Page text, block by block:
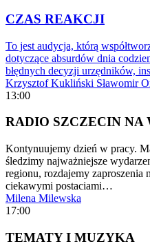
CZAS REAKCJI
To jest audycja, którą
dotyczące absurdów dnia
błędnych decyzji urzędników,
Krzysztof Kukliński Sławomir
13:00
RADIO SZCZECIN NA
Kontynuujemy dzień w pracy.
śledzimy najważniejsze
regionu, rozdajemy zaproszenia
ciekawymi postaciami…
Milena Milewska
17:00
TEMATY I MUZYKA